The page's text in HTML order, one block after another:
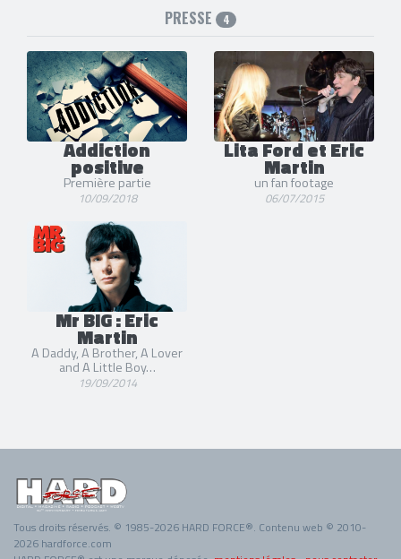
PRESSE 4
Addiction
positive
Première partie
10/09/2018
Lita Ford et Eric
Martin
un fan footage
06/07/2015
Mr BIG : Eric
Martin
A Daddy, A Brother, A Lover
and A Little Boy…
19/09/2014
Tous droits réservés. © 1985-2026 HARD FORCE®. Contenu web © 2010-
2026 hardforce.com